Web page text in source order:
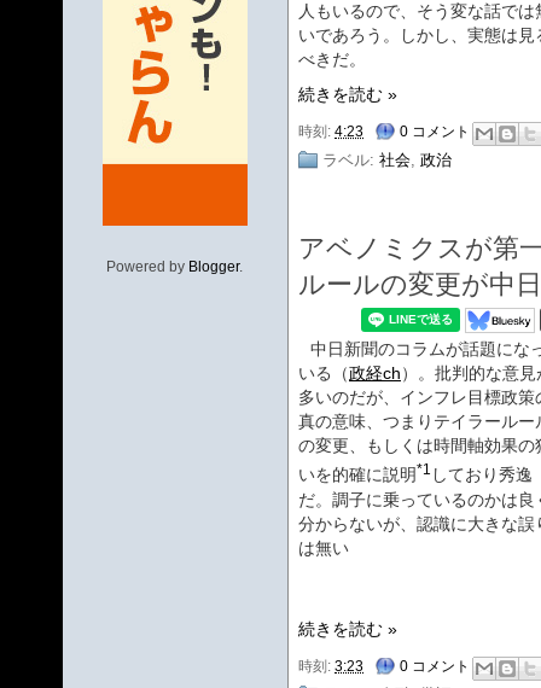
Powered by Blogger.
人もいるので、そう変な話では
いであろう。しかし、実態は見
べきだ。
続きを読む »
時刻: 4:23 0 コメント
ラベル: 社会 政治
アベノミクスが第
ルールの変更が中
中日新聞のコラムが話題にな
いる（政経ch）。批判的な意見
多いのだが、インフレ目標政策
真の意味、つまりテイラールー
の変更、もしくは時間軸効果の
いを的確に説明*1 しており秀逸
だ。調子に乗っているのかは良
分からないが、認識に大きな誤
は無い
続きを読む »
時刻: 3:23 0 コメント